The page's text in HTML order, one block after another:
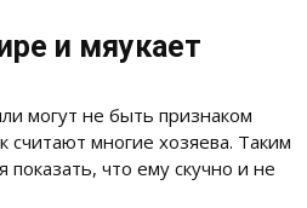
и мяукает
могут не быть признаком
считают многие хозяева. Таким
показать, что ему скучно и не